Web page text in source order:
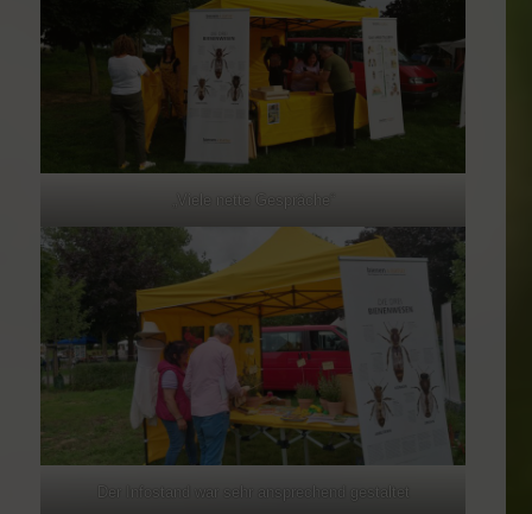
„Viele nette Gespräche“
Der Infostand war sehr ansprechend gestaltet